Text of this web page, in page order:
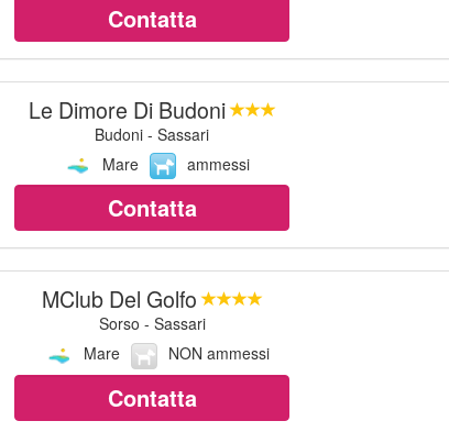
Contatta
Le Dimore Di Budoni
Budoni - Sassari
Mare
ammessi
Contatta
MClub Del Golfo
Sorso - Sassari
Mare
NON ammessi
Contatta